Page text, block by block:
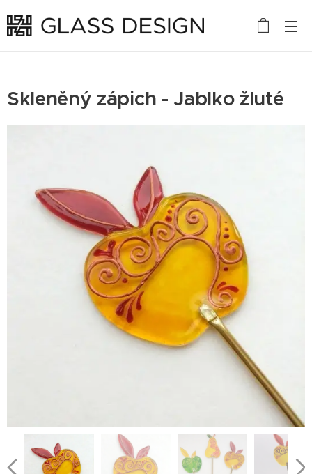
Skleněný zápich - Jablko žluté